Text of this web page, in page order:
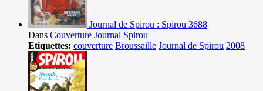
Journal de Spirou : Spirou 3688
Dans Couverture Journal Spirou
Etiquettes: couverture Broussaille Journal de Spirou 2008